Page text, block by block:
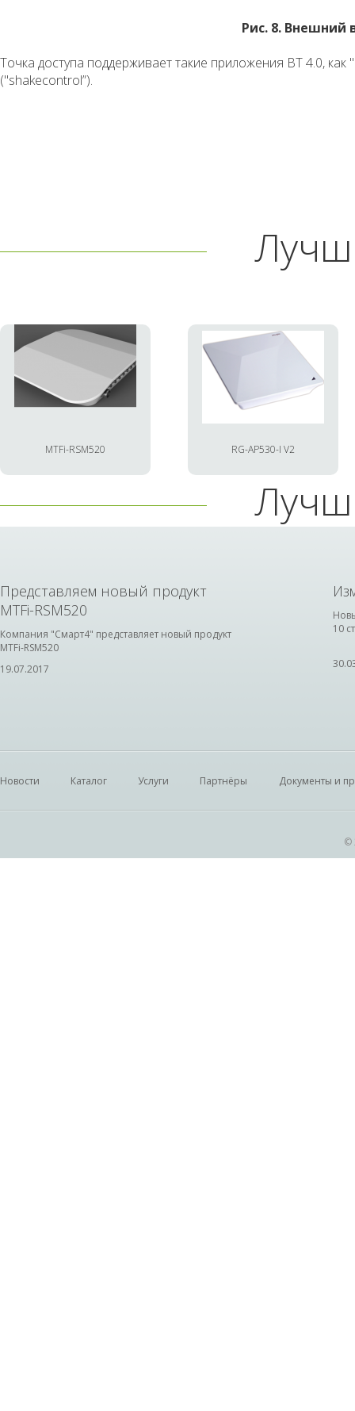
Рис. 8. Внешний
Точка доступа поддерживает такие приложения BT 4.0,
("shakecontrol”).
MTFi-RSM520 RG-AP530-I V2
Представляем новый продукт
MTFi-RSM520
Компания "Смарт4" представляет новый продукт
MTFi-RSM520
19.07.2017
10
Новости Каталог Услуги Партнёры Документы и
©